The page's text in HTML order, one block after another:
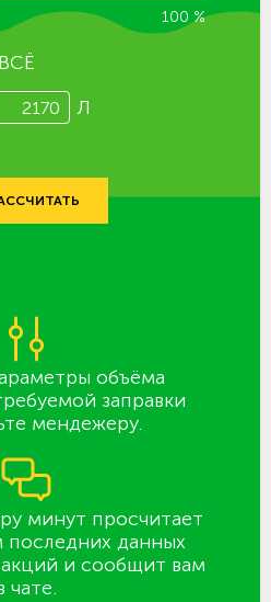
100 %
Л
объёма
заправки
мендежеру.
минут просчитает
последних данных
и сообщит вам
чате.